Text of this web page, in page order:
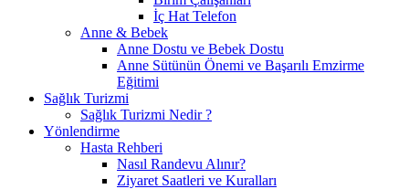
İç Hat Telefon
Anne & Bebek
Anne Dostu ve Bebek Dostu
Anne Sütünün Önemi ve Başarılı Emzirme
Eğitimi
Sağlık Turizmi
Sağlık Turizmi Nedir ?
Yönlendirme
Hasta Rehberi
Nasıl Randevu Alınır?
Ziyaret Saatleri ve Kuralları